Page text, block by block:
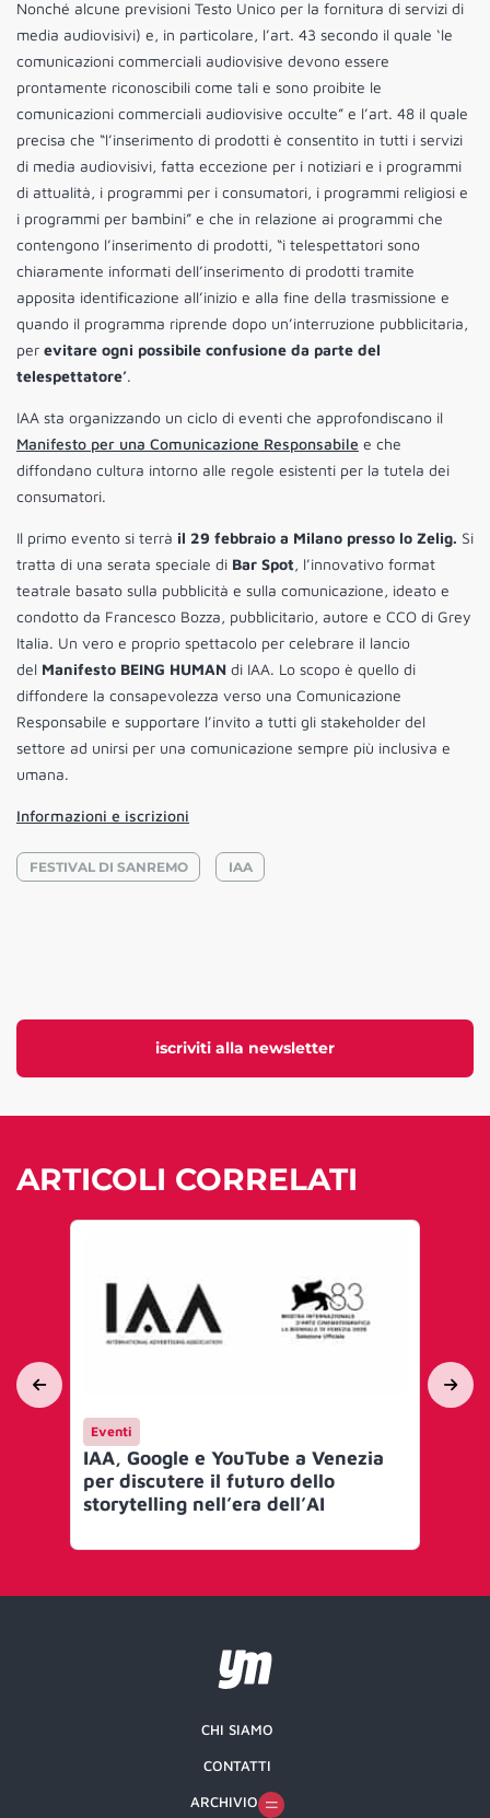
iscriviti alla newsletter
Nonché alcune previsioni Testo Unico per la fornitura di servizi di
media audiovisivi) e, in particolare, l’art. 43 secondo il quale ‘le
comunicazioni commerciali audiovisive devono essere
prontamente riconoscibili come tali e sono proibite le
comunicazioni commerciali audiovisive occulte” e l’art. 48 il quale
precisa che “l’inserimento di prodotti è consentito in tutti i servizi
di media audiovisivi, fatta eccezione per i notiziari e i programmi
di attualità, i programmi per i consumatori, i programmi religiosi e
i programmi per bambini” e che in relazione ai programmi che
contengono l’inserimento di prodotti, “i telespettatori sono
chiaramente informati dell’inserimento di prodotti tramite
apposita identificazione all’inizio e alla fine della trasmissione e
quando il programma riprende dopo un’interruzione pubblicitaria,
per evitare ogni possibile confusione da parte del
telespettatore’.
IAA sta organizzando un ciclo di eventi che approfondiscano il
Manifesto per una Comunicazione Responsabile e che
diffondano cultura intorno alle regole esistenti per la tutela dei
consumatori.
Il primo evento si terrà il 29 febbraio a Milano presso lo Zelig. Si
tratta di una serata speciale di Bar Spot, l’innovativo format
teatrale basato sulla pubblicità e sulla comunicazione, ideato e
condotto da Francesco Bozza, pubblicitario, autore e CCO di Grey
Italia. Un vero e proprio spettacolo per celebrare il lancio
del Manifesto BEING HUMAN di IAA. Lo scopo è quello di
diffondere la consapevolezza verso una Comunicazione
Responsabile e supportare l’invito a tutti gli stakeholder del
settore ad unirsi per una comunicazione sempre più inclusiva e
umana.
Informazioni e iscrizioni
FESTIVAL DI SANREMO IAA
ARTICOLI CORRELATI
Eventi
IAA, Google e YouTube a Venezia
per discutere il futuro dello
storytelling nell’era dell’AI
CHI SIAMO
CONTATTI
ARCHIVIO